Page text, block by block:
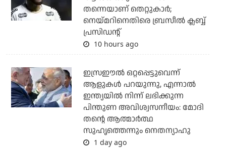
തന്നെയാണ് തെറ്റുകാര്‍;
നെയ്മറിനെതിരെ ബ്രസീല്‍ ക്ലബ്ബ്
പ്രസിഡന്റ്
10 hours ago
ഇസ്രഈല്‍ ഒറ്റപ്പെട്ടുവെന്ന്
ആളുകള്‍ പറയുന്നു, എന്നാല്‍
ഇന്ത്യയില്‍ നിന്ന് ലഭിക്കുന്ന
പിന്തുണ അവിശ്വസനീയം: മോദി
തന്റെ ആത്മാര്‍ത്ഥ
സുഹൃത്തെന്നും നെതന്യാഹു
1 day ago